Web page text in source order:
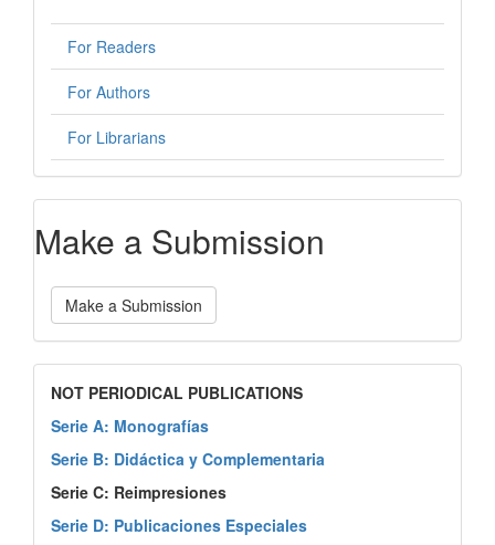
For Readers
For Authors
For Librarians
Make a Submission
Make a Submission
NOT PERIODICAL PUBLICATIONS
Serie A: Monografías
Serie B: Didáctica y Complementaria
Serie C: Reimpresiones
Serie D: Publicaciones Especiales